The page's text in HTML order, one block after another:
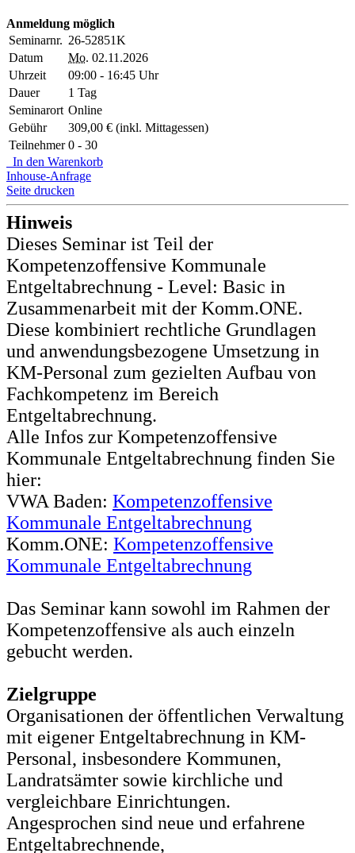
Anmeldung möglich
Seminarnr. 26-52851K
Datum
Mo. 02.11.2026
Uhrzeit
09:00 - 16:45 Uhr
Dauer
1 Tag
Seminarort Online
Gebühr
309,00 € (inkl. Mittagessen)
Teilnehmer 0 - 30
In den Warenkorb
Inhouse-Anfrage
Seite drucken
Hinweis
Dieses Seminar ist Teil der
Kompetenzoffensive Kommunale
Entgeltabrechnung - Level: Basic in
Zusammenarbeit mit der Komm.ONE.
Diese kombiniert rechtliche Grundlagen
und anwendungsbezogene Umsetzung in
KM-Personal zum gezielten Aufbau von
Fachkompetenz im Bereich
Entgeltabrechnung.
Alle Infos zur Kompetenzoffensive
Kommunale Entgeltabrechnung finden Sie
hier:
VWA Baden: Kompetenzoffensive
Kommunale Entgeltabrechnung
Komm.ONE: Kompetenzoffensive
Kommunale Entgeltabrechnung
Das Seminar kann sowohl im Rahmen der
Kompetenzoffensive als auch einzeln
gebucht werden.
Zielgruppe
Organisationen der öffentlichen Verwaltung
mit eigener Entgeltabrechnung in KM-
Personal, insbesondere Kommunen,
Landratsämter sowie kirchliche und
vergleichbare Einrichtungen.
Angesprochen sind neue und erfahrene
Entgeltabrechnende,